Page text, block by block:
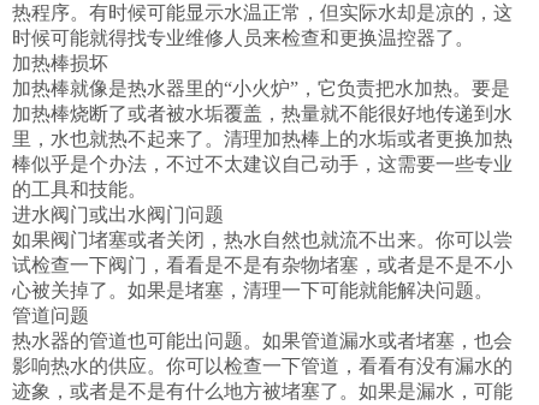
热程序。有时候可能显示水温正常，但实际水却是凉的，这
时候可能就得找专业维修人员来检查和更换温控器了。
加热棒损坏
加热棒就像是热水器里的“小火炉”，它负责把水加热。要是
加热棒烧断了或者被水垢覆盖，热量就不能很好地传递到水
里，水也就热不起来了。清理加热棒上的水垢或者更换加热
棒似乎是个办法，不过不太建议自己动手，这需要一些专业
的工具和技能。
进水阀门或出水阀门问题
如果阀门堵塞或者关闭，热水自然也就流不出来。你可以尝
试检查一下阀门，看看是不是有杂物堵塞，或者是不是不小
心被关掉了。如果是堵塞，清理一下可能就能解决问题。
管道问题
热水器的管道也可能出问题。如果管道漏水或者堵塞，也会
影响热水的供应。你可以检查一下管道，看看有没有漏水的
迹象，或者是不是有什么地方被堵塞了。如果是漏水，可能